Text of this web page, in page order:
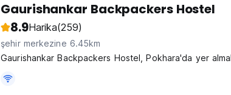
Gaurishankar Backpackers Hostel
8.9Harika(259)
şehir merkezine 6.45km
Gaurishankar Backpackers Hostel, Pokhara'da yer